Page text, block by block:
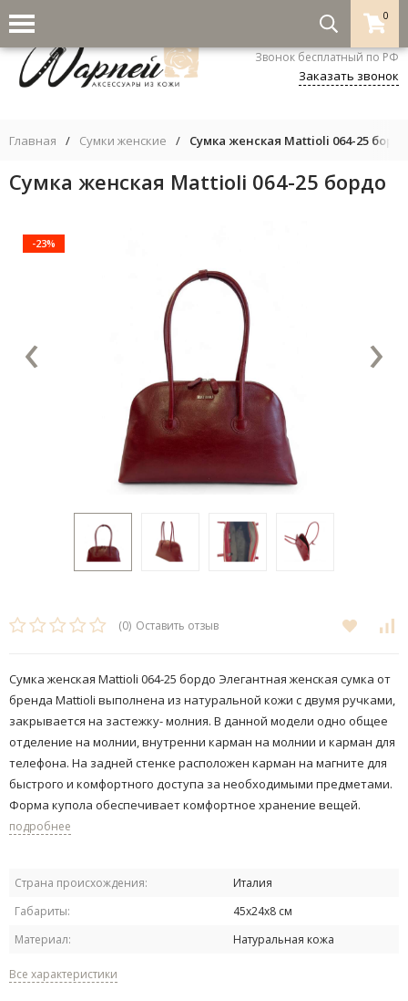
0
8-800-333-5530
Звонок бесплатный по РФ
Заказать звонок
Главная / Сумки женские / Сумка женская Mattioli 064-25 бордо
Сумка женская Mattioli 064-25 бордо
-23%
‹ ›
(0) Оставить отзыв
Сумка женская Mattioli 064-25 бордо Элегантная женская сумка от
бренда Mattioli выполнена из натуральной кожи с двумя ручками,
закрывается на застежку- молния. В данной модели одно общее
отделение на молнии, внутренни карман на молнии и карман для
телефона. На задней стенке расположен карман на магните для
быстрого и комфортного доступа за необходимыми предметами.​
Форма купола обеспечивает комфортное хранение вещей.
подробнее
Страна происхождения:
Италия
Габариты:
45х24х8 см
Материал:
Натуральная кожа
Все характеристики